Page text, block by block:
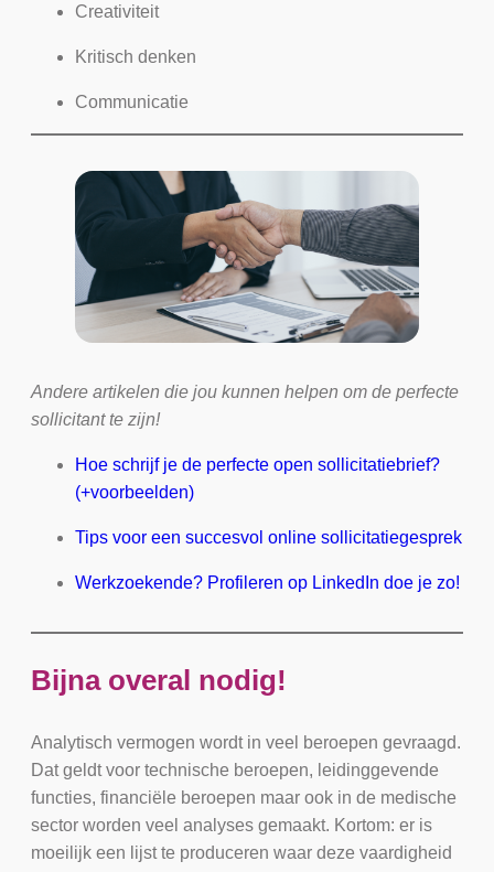
Creativiteit
Kritisch denken
Communicatie
Andere artikelen die jou kunnen helpen om de perfecte
sollicitant te zijn!
Hoe schrijf je de perfecte open sollicitatiebrief?
(+voorbeelden)
Tips voor een succesvol online sollicitatiegesprek
Werkzoekende? Profileren op LinkedIn doe je zo!
Bijna overal nodig!
Analytisch vermogen wordt in veel beroepen gevraagd.
Dat geldt voor technische beroepen, leidinggevende
functies, financiële beroepen maar ook in de medische
sector worden veel analyses gemaakt. Kortom: er is
moeilijk een lijst te produceren waar deze vaardigheid